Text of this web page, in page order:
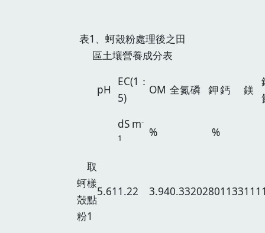
表1、蚵殼粉處理後之田
區土壤營養成分表
pH
EC(1：
5)
OM 全氮磷 鉀鈣 鎂
dS m-
1
% %
蚵
殼
粉
取
樣
點
1
5.61 1.22 3.940.33202801133111